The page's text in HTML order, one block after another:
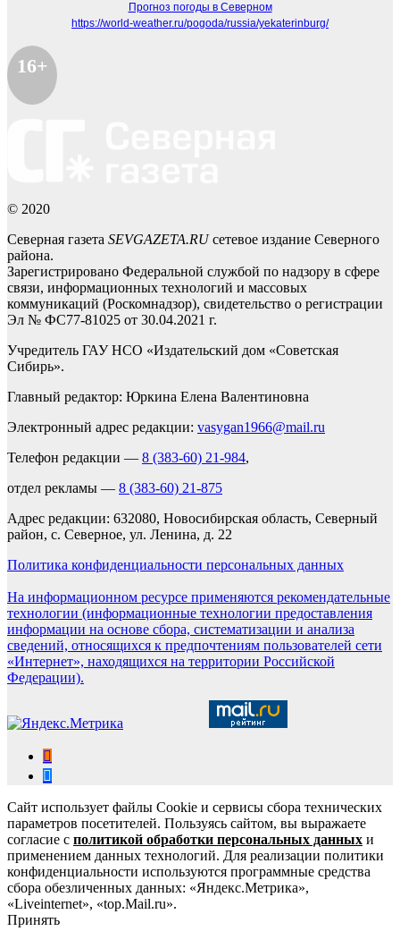
Прогноз погоды в Северном
https://world-weather.ru/pogoda/russia/yekaterinburg/
16+
© 2020
Северная газета SEVGAZETA.RUсетевое издание Северного
района.
Зарегистрировано Федеральной службой по надзору в сфере
связи, информационных технологий и массовых
коммуникаций (Роскомнадзор), свидетельство о регистрации
Эл № ФС77-81025 от 30.04.2021 г.
Учредитель ГАУ НСО «Издательский дом «Советская
Сибирь».
Главный редактор: Юркина Елена Валентиновна
Электронный адрес редакции: vasygan1966@mail.ru
Телефон редакции — 8 (383-60) 21-984,
отдел рекламы — 8 (383-60) 21-875
Адрес редакции: 632080, Новосибирская область, Северный
район, с. Северное, ул. Ленина, д. 22
Политика конфиденциальности персональных данных
На информационном ресурсе применяются рекомендательные
технологии (информационные технологии предоставления
информации на основе сбора, систематизации и анализа
сведений, относящихся к предпочтениям пользователей сети
«Интернет», находящихся на территории Российской
Федерации).
Сайт использует файлы Cookie и сервисы сбора технических
параметров посетителей. Пользуясь сайтом, вы выражаете
согласие с политикой обработки персональных данных и
применением данных технологий. Для реализации политики
конфиденциальности используются программные средства
сбора обезличенных данных: «Яндекс.Метрика»,
«Liveinternet», «top.Mail.ru».
Принять